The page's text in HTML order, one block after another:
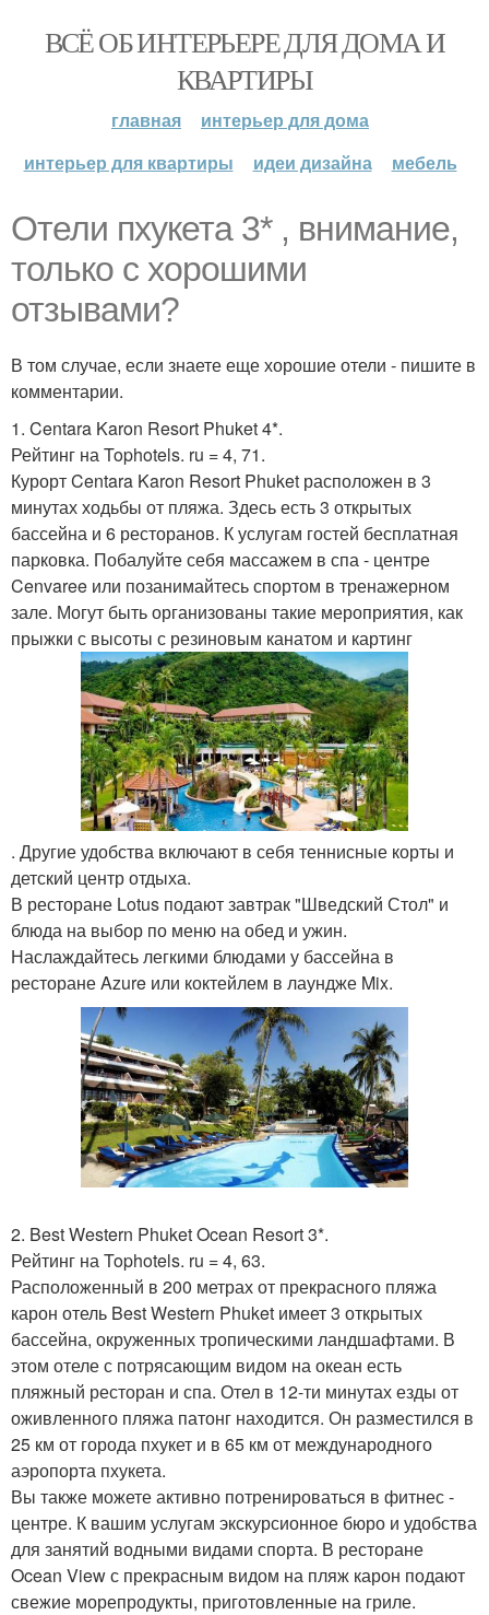
ВСЁ ОБ ИНТЕРЬЕРЕ ДЛЯ ДОМА И
КВАРТИРЫ
главная
интерьер для дома
интерьер для квартиры
идеи дизайна мебель
Отели пхукета 3* , внимание,
только с хорошими
отзывами?
В том случае, если знаете еще хорошие отели - пишите в
комментарии.
1. Centara Karon Resort Phuket 4*.
Рейтинг на Tophotels. ru = 4, 71.
Курорт Centara Karon Resort Phuket расположен в 3
минутах ходьбы от пляжа. Здесь есть 3 открытых
бассейна и 6 ресторанов. К услугам гостей бесплатная
парковка. Побалуйте себя массажем в спа - центре
Cenvaree или позанимайтесь спортом в тренажерном
зале. Могут быть организованы такие мероприятия, как
прыжки с высоты с резиновым канатом и картинг
. Другие удобства включают в себя теннисные корты и
детский центр отдыха.
В ресторане Lotus подают завтрак "Шведский Стол" и
блюда на выбор по меню на обед и ужин.
Наслаждайтесь легкими блюдами у бассейна в
ресторане Azure или коктейлем в лаундже Mix.
2. Best Western Phuket Ocean Resort 3*.
Рейтинг на Tophotels. ru = 4, 63.
Расположенный в 200 метрах от прекрасного пляжа
карон отель Best Western Phuket имеет 3 открытых
бассейна, окруженных тропическими ландшафтами. В
этом отеле с потрясающим видом на океан есть
пляжный ресторан и спа. Отел в 12-ти минутах езды от
оживленного пляжа патонг находится. Он разместился в
25 км от города пхукет и в 65 км от международного
аэропорта пхукета.
Вы также можете активно потренироваться в фитнес -
центре. К вашим услугам экскурсионное бюро и удобства
для занятий водными видами спорта. В ресторане
Ocean View с прекрасным видом на пляж карон подают
свежие морепродукты, приготовленные на гриле.